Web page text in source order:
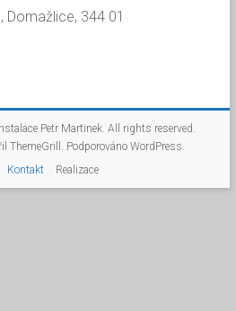
Domažlice, 344 01
Petr Martinek. All rights reserved.
ThemeGrill. Podporováno WordPress.
Kontakt Realizace